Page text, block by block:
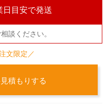
日目安で発送
談ください。
文限定／
積もりする